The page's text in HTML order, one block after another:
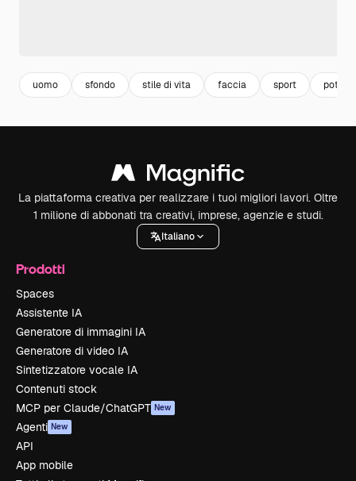
uomo sfondo stile di vita faccia sport potere
La piattaforma creativa per realizzare i tuoi migliori lavori. Oltre
1 milione di abbonati tra creativi, imprese, agenzie e studi.
Italiano
Prodotti
Spaces
Assistente IA
Generatore di immagini IA
Generatore di video IA
Sintetizzatore vocale IA
Contenuti stock
MCP per Claude/ChatGPT New
Agenti New
API
App mobile